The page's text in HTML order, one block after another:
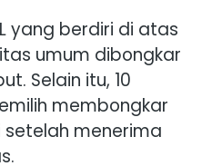
yang berdiri di atas
umum dibongkar
Selain itu, 10
membongkar
menerima